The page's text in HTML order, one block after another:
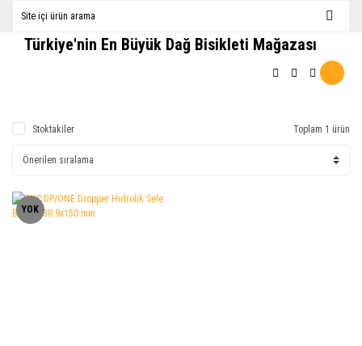
Türkiye'nin En Büyük Dağ Bisikleti Mağazası
Stoktakiler Toplam 1 ürün
YOK